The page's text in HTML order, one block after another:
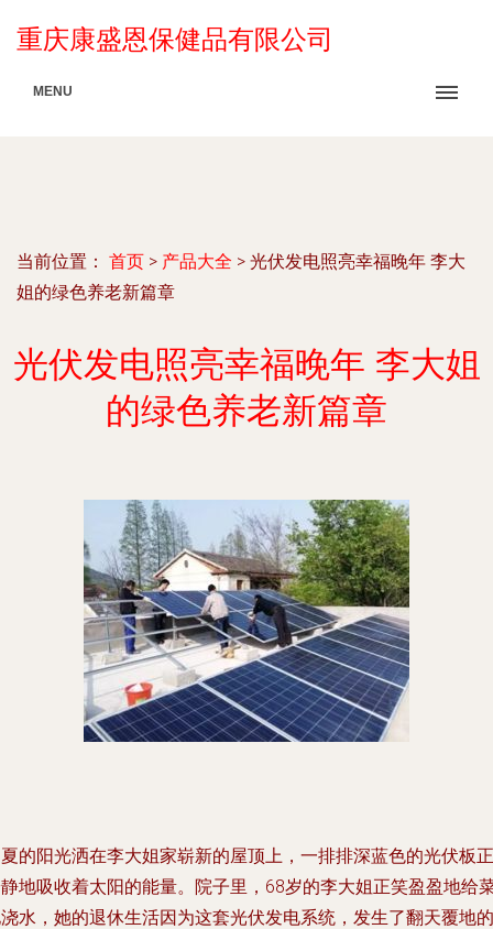
重庆康盛恩保健品有限公司
MENU
当前位置： 首页 > 产品大全 > 光伏发电照亮幸福晚年 李大
姐的绿色养老新篇章
光伏发电照亮幸福晚年 李大姐
的绿色养老新篇章
的阳光洒在李大姐家崭新的屋顶上，一排排深蓝色的光伏板正
地吸收着太阳的能量。院子里，68岁的李大姐正笑盈盈地给
水，她的退休生活因为这套光伏发电系统，发生了翻天覆地的